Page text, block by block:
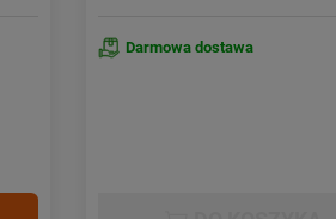
Darmowa dostawa